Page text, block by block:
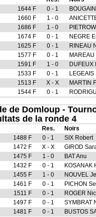
1644 F 0 - 1
1660 F 1 - 0
1686 F 1 - 0
1674 F 0 - 1 NEGRE
1625 F 0 - 1 RINEAU
1577 F 0 - 1
1591 F 1 - 0 DUFEUX
1533 F 0 - 1
1513 F X - X MARTIN
1544 F 0 - 1
de Domloup -
de la ronde 4
Res. Noirs
1488 F 0 - 1 SIX Robert
1472 F X - X GIROD
1475 F 1 - 0 BAT Anu
1432 F 0 - 1 KOSANAK
1455 F 1 - 0 NOUVEL
1461 F 0 - 1 PICHON
1511 F 0 - 1 ROGER
1497 F 0 - 1 SYMBRAT
1481 F 0 - 1 BUSTOS